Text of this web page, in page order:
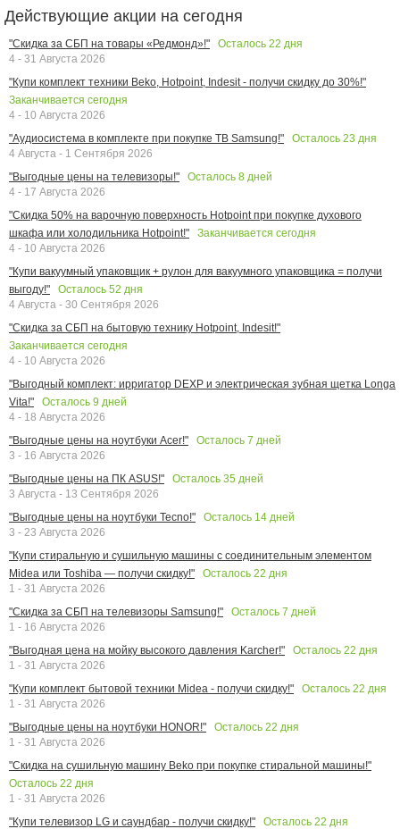
Действующие акции на сегодня
"Скидка за СБП на товары «Редмонд»!" Осталось 22 дня
4 - 31 Августа 2026
"Купи комплект техники Beko, Hotpoint, Indesit - получи скидку до 30%!"
Заканчивается сегодня
4 - 10 Августа 2026
"Аудиосистема в комплекте при покупке ТВ Samsung!"
Осталось 23 дня
4 Августа - 1 Сентября 2026
"Выгодные цены на телевизоры!"
Осталось 8 дней
4 - 17 Августа 2026
"Скидка 50% на варочную поверхность Hotpoint при покупке духового
шкафа или холодильника Hotpoint!"
Заканчивается сегодня
4 - 10 Августа 2026
"Купи вакуумный упаковщик + рулон для вакуумного упаковщика = получи
выгоду!"
Осталось 52 дня
4 Августа - 30 Сентября 2026
"Скидка за СБП на бытовую технику Hotpoint, Indesit!"
Заканчивается сегодня
4 - 10 Августа 2026
"Выгодный комплект: ирригатор DEXP и электрическая зубная щетка Longa
Vita!"
Осталось 9 дней
4 - 18 Августа 2026
"Выгодные цены на ноутбуки Acer!"
Осталось 7 дней
3 - 16 Августа 2026
"Выгодные цены на ПК ASUS!"
Осталось 35 дней
3 Августа - 13 Сентября 2026
"Выгодные цены на ноутбуки Tecno!"
Осталось 14 дней
3 - 23 Августа 2026
"Купи стиральную и сушильную машины с соединительным элементом
Midea или Toshiba — получи скидку!"
Осталось 22 дня
1 - 31 Августа 2026
"Скидка за СБП на телевизоры Samsung!"
Осталось 7 дней
1 - 16 Августа 2026
"Выгодная цена на мойку высокого давления Karcher!"
Осталось 22 дня
1 - 31 Августа 2026
"Купи комплект бытовой техники Midea - получи скидку!"
Осталось 22 дня
1 - 31 Августа 2026
"Выгодные цены на ноутбуки HONOR!"
Осталось 22 дня
1 - 31 Августа 2026
"Скидка на сушильную машину Beko при покупке стиральной машины!"
Осталось 22 дня
1 - 31 Августа 2026
"Купи телевизор LG и саундбар - получи скидку!"
Осталось 22 дня